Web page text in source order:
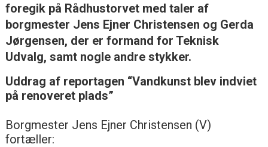
foregik på Rådhustorvet med taler af
borgmester Jens Ejner Christensen og Gerda
Jørgensen, der er formand for Teknisk
Udvalg, samt nogle andre stykker.
Uddrag af reportagen “Vandkunst blev indviet
på renoveret plads”
Borgmester Jens Ejner Christensen (V)
fortæller: